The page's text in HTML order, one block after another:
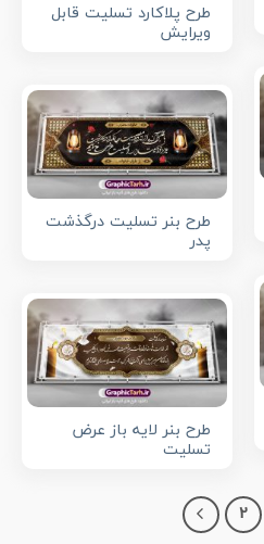
طرح پلاکارد تسلیت قابل
ویرایش
طرح بنر تسلیت درگذشت
پدر
طرح بنر لایه باز عرض
تسلیت
2